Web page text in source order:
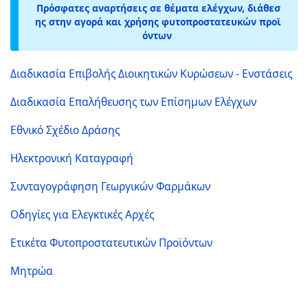
Πρόσφατες αναρτήσεις σε θέματα ελέγχων, διάθεσ
ης στην αγορά και χρήσης φυτοπροστατευκών προϊ
όντων
Διαδικασία Επιβολής Διοικητικών Κυρώσεων - Ενστάσεις
Διαδικασία Επαλήθευσης των Επίσημων Ελέγχων
Εθνικό Σχέδιο Δράσης
Ηλεκτρονική Καταγραφή
Συνταγογράφηση Γεωργικών Φαρμάκων
Οδηγίες για Ελεγκτικές Αρχές
Ετικέτα Φυτοπροστατευτικών Προϊόντων
Μητρώα